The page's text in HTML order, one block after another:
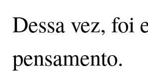
Dessa vez, foi
pensamento.